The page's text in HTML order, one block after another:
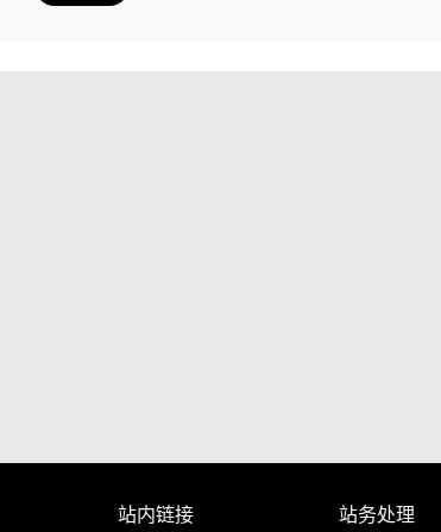
站内链接 站务处理